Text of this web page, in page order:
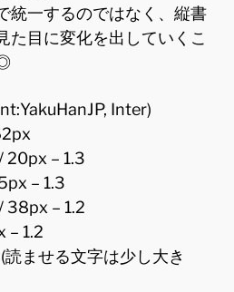
統一するのではなく、縦書
た目に変化を出していくこ
Inter)
20px – 1.3
– 1.3
38px – 1.2
– 1.2
ませる文字は少し大き